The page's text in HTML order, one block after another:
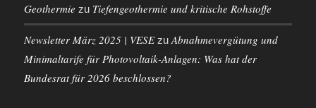
Geothermie zu Tiefengeothermie und kritische Rohstoffe
Newsletter März 2025 | VESEzu Abnahmevergütung und
Minimaltarife für Photovoltaik-Anlagen: Was hat der
Bundesrat für 2026 beschlossen?